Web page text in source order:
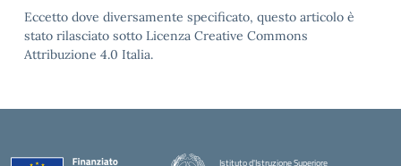
Eccetto dove diversamente specificato, questo articolo è
stato rilasciato sotto Licenza Creative Commons
Attribuzione 4.0 Italia.
Istituto d'Istruzione Superiore